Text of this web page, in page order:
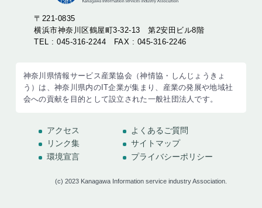
〒221-0835
横浜市神奈川区鶴屋町3-32-13 第2安田ビル8階
TEL : 045-316-2244 FAX : 045-316-2246
神奈川県情報サービス産業協会（神情協・しんじょうきょ
う）は、神奈川県内のIT企業が集まり、産業の発展や地域社
会への貢献を目的として設立された一般社団法人です。
アクセス
よくあるご質問
リンク集
サイトマップ
環境宣言
プライバシーポリシー
(c) 2023 Kanagawa Information service industry Association.